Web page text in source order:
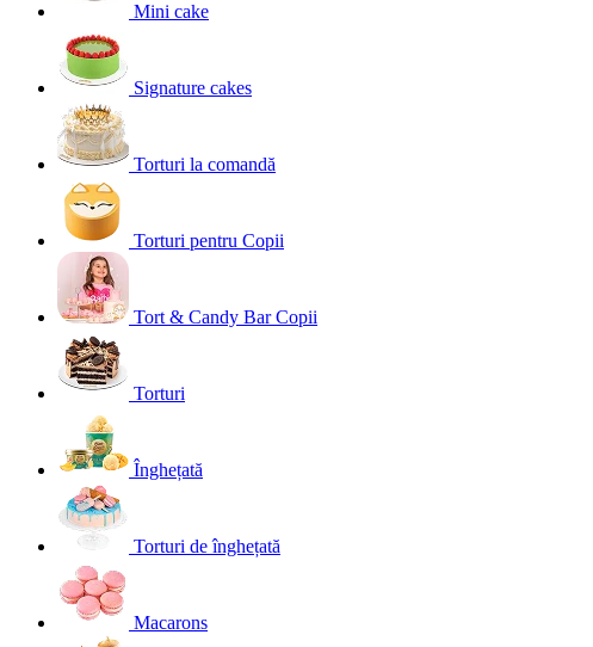
Mini cake
Signature cakes
Torturi la comandă
Torturi pentru Copii
Tort & Candy Bar Copii
Torturi
Înghețată
Torturi de înghețată
Macarons